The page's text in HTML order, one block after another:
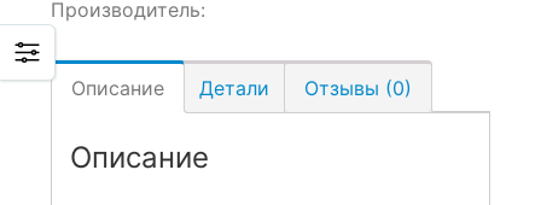
Производитель:
Описание Детали Отзывы (0)
Описание